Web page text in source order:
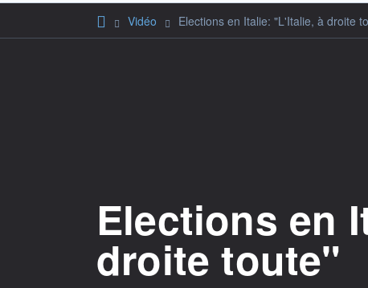
Vidéo Elections en Italie: "L'Italie, à droite
Elections en
droite toute"